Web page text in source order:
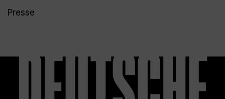
Presse